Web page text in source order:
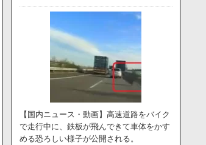
【国内ニュース・動画】高速道路をバイク
で走行中に、鉄板が飛んできて車体をかす
める恐ろしい様子が公開される。